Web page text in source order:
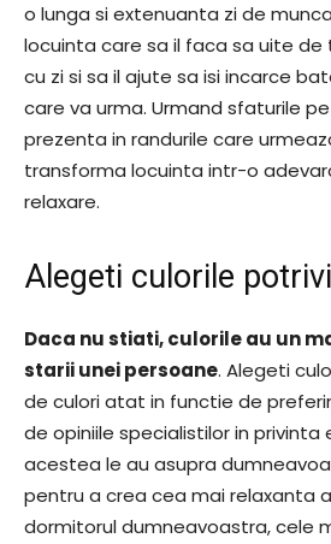
o lunga si extenuanta zi de
locuinta care sa il faca sa uite de
cu zi si sa il ajute sa isi incarce
care va urma. Urmand sfaturile
prezenta in randurile care
transforma locuinta intr-o
relaxare.
Alegeti culorile
Daca nu stiati, culorile au un
starii unei persoane. Alegeti
de culori atat in functie de
de opiniile specialistilor in
acestea le au asupra
pentru a crea cea mai relaxanta
dormitorul dumneavoastra, cele